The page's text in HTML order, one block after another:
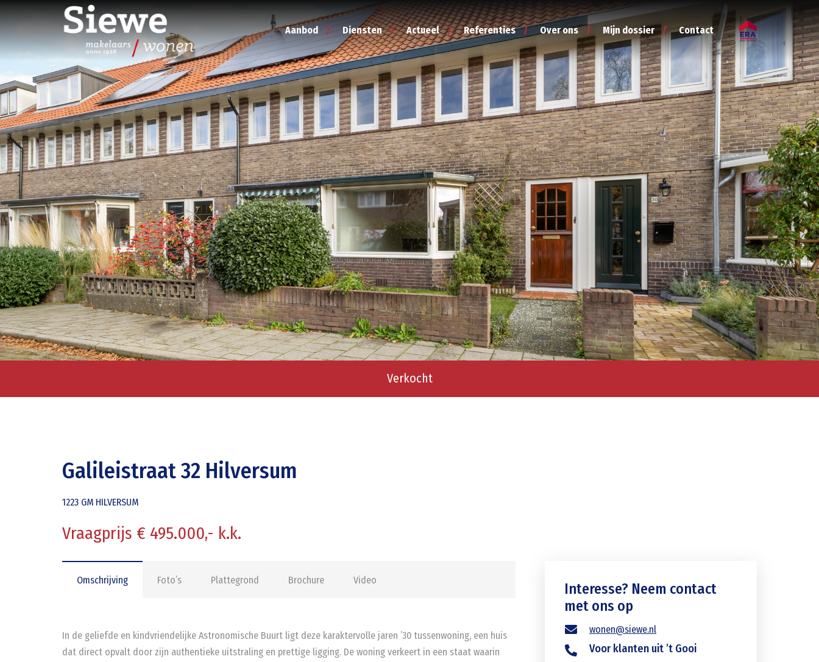
Aanbod Diensten Actueel Referenties Over ons Mijn dossier Contact
Verkocht
Galileistraat 32 Hilversum
1223 GM HILVERSUM
Vraagprijs € 495.000,- k.k.
Omschrijving Foto’s Plattegrond Brochure Video
In de geliefde en kindvriendelijke Astronomische Buurt ligt deze karaktervolle jaren ’30 tussenwoning, een huis
dat direct opvalt door zijn authentieke uitstraling en prettige ligging. De woning verkeert in een staat waarin
Interesse? Neem contact
met ons op
wonen@siewe.nl
Voor klanten uit ’t Gooi